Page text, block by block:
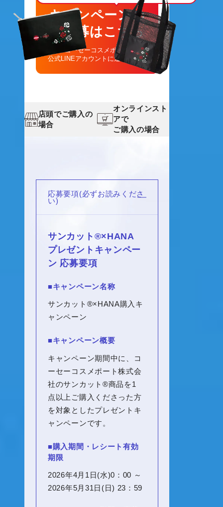
キャンペーンの
ご応募はこちら
コーセーコスメポート
公式LINEアカウントに遷移します
店頭でご購入の
場合
オンラインスト
アで
ご購入の場合
応募要項(必ずお読みくださ
い)
サンカット®×HANA
プレゼントキャンペー
ン 応募要項
■キャンペーン名称
サンカット®× HANA購入キ
ャンペーン
■キャンペーン概要
キャンペーン期間中に、コ
ーセーコスメポート株式会
社のサンカット®商品を1
点以上ご購入くださった方
を対象としたプレゼントキ
ャンペーンです。
■購入期間・レシート有効
期限
2026年4月1日(水)0：00 ～
2026年5月31日(日) 23：59